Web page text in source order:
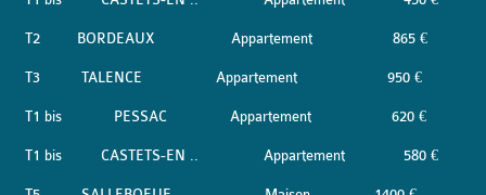
T2 BORDEAUX Appartement 865 €
T3 TALENCE Appartement 950 €
T1 bis PESSAC Appartement 620 €
T1 bis CASTETS-EN .. Appartement 580 €